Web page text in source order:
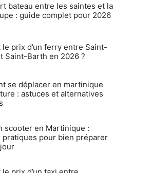
bateau entre les saintes et la
: guide complet pour 2026
le prix d’un ferry entre Saint-
Saint-Barth en 2026 ?
se déplacer en martinique
: astuces et alternatives
scooter en Martinique :
pratiques pour bien préparer